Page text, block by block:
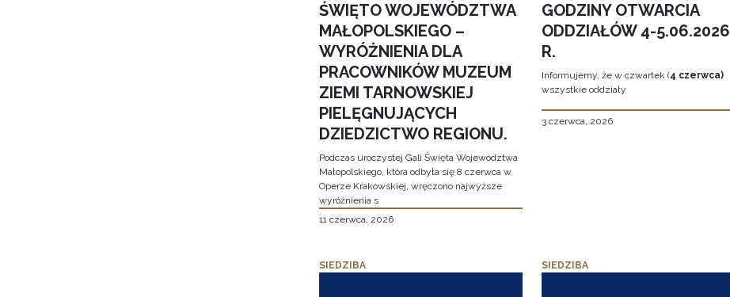
ŚWIĘTO WOJEWÓDZTWA
MAŁOPOLSKIEGO –
WYRÓŻNIENIA DLA
PRACOWNIKÓW MUZEUM
ZIEMI TARNOWSKIEJ
PIELĘGNUJĄCYCH
DZIEDZICTWO REGIONU.
Podczas uroczystej Gali Święta Województwa
Małopolskiego, która odbyła się 8 czerwca w
Operze Krakowskiej, wręczono najwyższe
wyróżnienia s
11 czerwca, 2026
GODZINY OTWARCIA
ODDZIAŁÓW 4-5.06.2026
R.
Informujemy, że w czwartek (4 czerwca)
wszystkie oddziały
3 czerwca, 2026
SIEDZIBA SIEDZIBA